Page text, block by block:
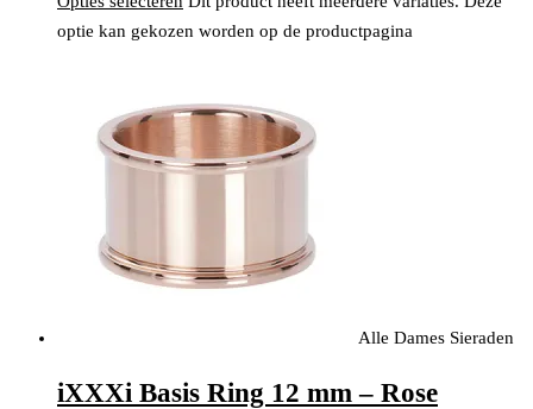
optie kan gekozen worden op de productpagina
Alle Dames Sieraden
iXXXi Basis Ring 12 mm – Rose